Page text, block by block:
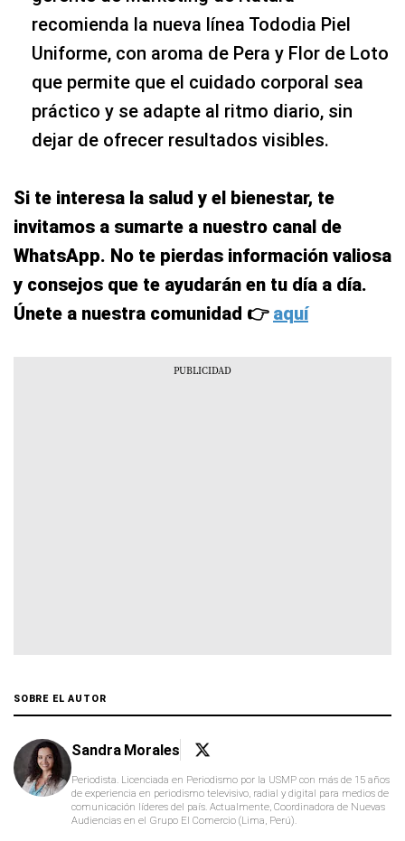
recomienda la nueva línea Tododia Piel
Uniforme, con aroma de Pera y Flor de Loto
que permite que el cuidado corporal sea
práctico y se adapte al ritmo diario, sin
dejar de ofrecer resultados visibles.
Si te interesa la salud y el bienestar, te
invitamos a sumarte a nuestro canal de
WhatsApp. No te pierdas información valiosa
y consejos que te ayudarán en tu día a día.
Únete a nuestra comunidad 👉 aquí
SOBRE EL AUTOR
Sandra Morales
Periodista. Licenciada en Periodismo por la USMP con más de 15 años
de experiencia en periodismo televisivo, radial y digital para medios de
comunicación líderes del país. Actualmente, Coordinadora de Nuevas
Audiencias en el Grupo El Comercio (Lima, Perú).